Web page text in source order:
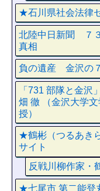
★石川県社会法律
北陸中日新聞 ７
真相
負の遺産 金沢の
「731 部隊と金沢
畑 徹 （金沢大学文
授）
★鶴彬（つるあき
サイト
反戦川柳作家・
★七尾市 第二能登